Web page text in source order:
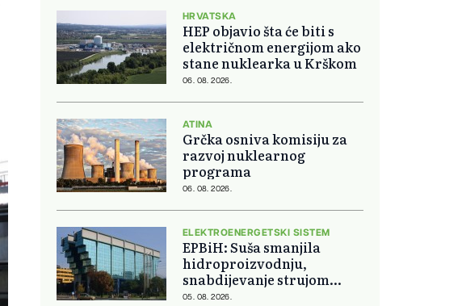
HRVATSKA
HEP objavio šta će biti s
električnom energijom ako
stane nuklearka u Krškom
06. 08. 2026.
ATINA
Grčka osniva komisiju za
razvoj nuklearnog
programa
06. 08. 2026.
ELEKTROENERGETSKI SISTEM
EPBiH: Suša smanjila
hidroproizvodnju,
snabdijevanje strujom
ostaje stabilno
05. 08. 2026.